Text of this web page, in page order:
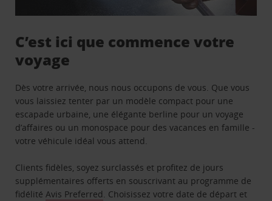
C’est ici que commence votre
voyage
Dès votre arrivée, nous nous occupons de vous. Que vous
vous laissiez tenter par un modèle compact pour une
escapade urbaine, une élégante berline pour un voyage
d’affaires ou un monospace pour des vacances en famille -
votre véhicule idéal vous attend.
Clients fidèles, soyez surclassés et profitez de jours
supplémentaires offerts en souscrivant au programme de
fidélitéAvis Preferred. Choisissez votre date de départ et